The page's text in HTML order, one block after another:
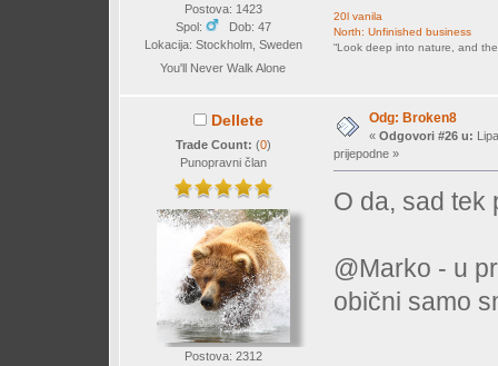
Postova: 1423
Spol:
Dob: 47
Lokacija: Stockholm, Sweden
You'll Never Walk Alone
20l vanila
North: Unfinished business
“Look deep into nature, and
Dellete
Trade Count: (0)
Punopravni član
Postova: 2312
Odg: Broken8
« Odgovori #26 u:
prijepodne »
O da, sad tek
@Marko - u
obični samo